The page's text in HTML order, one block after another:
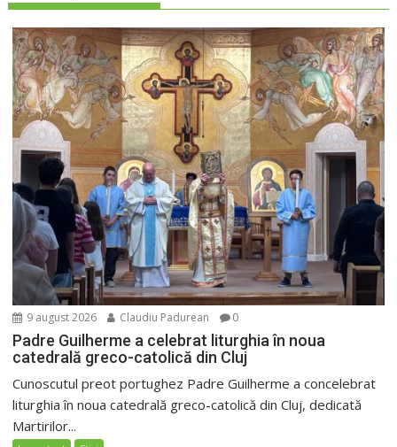
9 august 2026 Claudiu Padurean 0
Padre Guilherme a celebrat liturghia în noua
catedrală greco-catolică din Cluj
Cunoscutul preot portughez Padre Guilherme a concelebrat
liturghia în noua catedrală greco-catolică din Cluj, dedicată
Martirilor...